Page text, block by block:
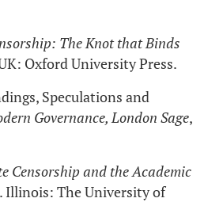
The Knot that Binds
Oxford University Press.
Speculations and
Governance, London Sage,
Censorship and the Academic
. Illinois: The University of